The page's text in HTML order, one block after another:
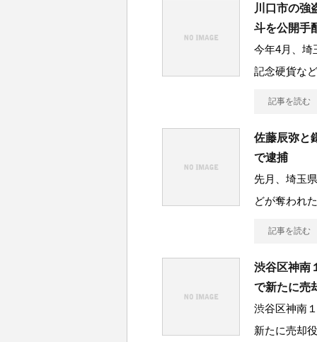
川口市の強
斗を公開手
今年4月、埼
記念硬貨な
記事を読む
佐藤辰弥と
で逮捕
先月、埼玉
どが奪われ
記事を読む
渋谷区神南
で新たに売
渋谷区神南
新たに売却